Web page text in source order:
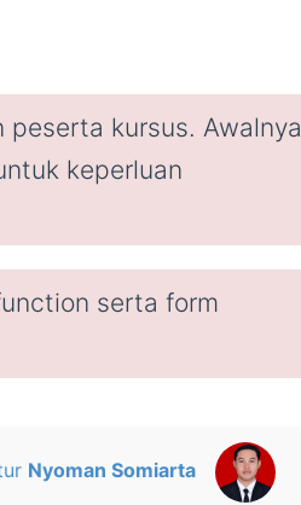
kursus. Awalnya
keperluan
serta form
Nyoman Somiarta